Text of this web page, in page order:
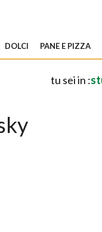
DOLCI PANE E PIZZA
tu sei in :